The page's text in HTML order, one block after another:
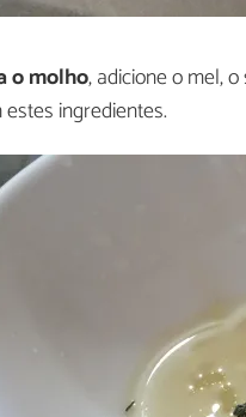
o molho, adicione o mel,
estes ingredientes.